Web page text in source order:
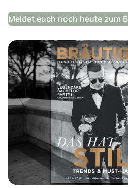
Meldet euch noch heute zum